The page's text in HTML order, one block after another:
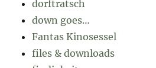
dorftratsch
down goes…
Fantas Kinosessel
files & downloads